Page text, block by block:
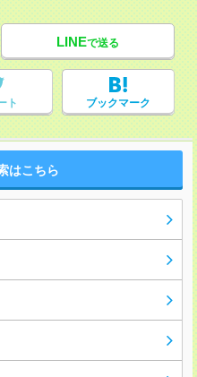
LINEで送る
ト ブックマーク
はこちら